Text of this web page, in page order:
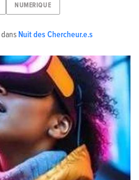
NUMERIQUE
dansNuit des Chercheur.e.s